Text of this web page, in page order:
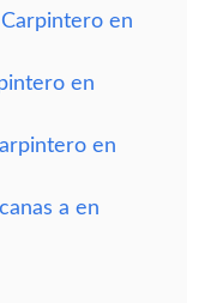
en
en
en
a en